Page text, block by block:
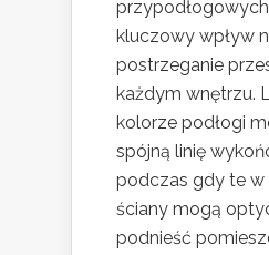
kluczowy wpływ
postrzeganie
każdym wnętrzu.
kolorze podłogi
spójną linię
podczas gdy te w
ściany mogą
podnieść